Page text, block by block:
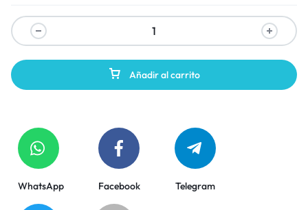
Añadir al carrito
WhatsApp Facebook Telegram